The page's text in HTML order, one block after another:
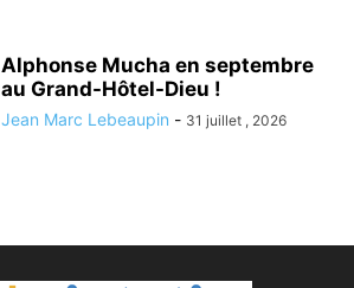
Alphonse Mucha en septembre
au Grand-Hôtel-Dieu !
Jean Marc Lebeaupin - 31 juillet , 2026